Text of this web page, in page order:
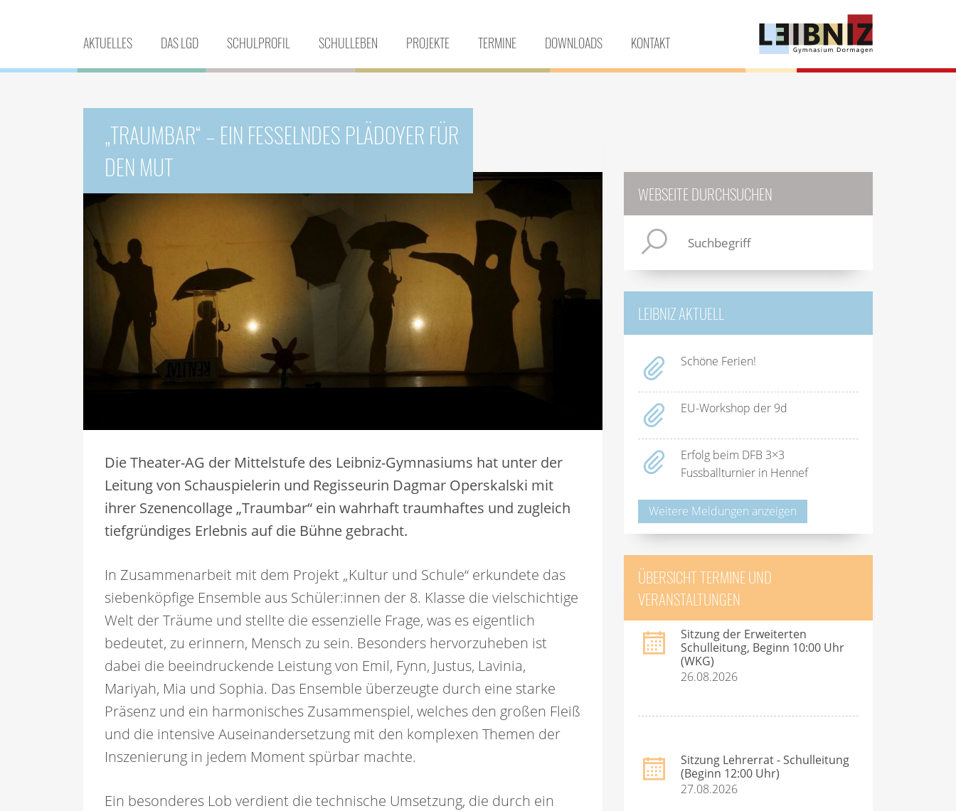
AKTUELLES DAS LGD SCHULPROFIL SCHULLEBEN PROJEKTE TERMINE DOWNLOADS KONTAKT
„TRAUMBAR“ – EIN FESSELNDES PLÄDOYER FÜR
DEN MUT
Die Theater-AG der Mittelstufe des Leibniz-Gymnasiums hat unter der
Leitung von Schauspielerin und Regisseurin Dagmar Operskalski mit
ihrer Szenencollage „Traumbar“ ein wahrhaft traumhaftes und zugleich
tiefgründiges Erlebnis auf die Bühne gebracht.
In Zusammenarbeit mit dem Projekt „Kultur und Schule“ erkundete das
siebenköpfige Ensemble aus Schüler:innen der 8. Klasse die vielschichtige
Welt der Träume und stellte die essenzielle Frage, was es eigentlich
bedeutet, zu erinnern, Mensch zu sein. Besonders hervorzuheben ist
dabei die beeindruckende Leistung von Emil, Fynn, Justus, Lavinia,
Mariyah, Mia und Sophia. Das Ensemble überzeugte durch eine starke
Präsenz und ein harmonisches Zusammenspiel, welches den großen Fleiß
und die intensive Auseinandersetzung mit den komplexen Themen der
Inszenierung in jedem Moment spürbar machte.
Ein besonderes Lob verdient die technische Umsetzung, die durch ein
WEBSEITE DURCHSUCHEN
LEIBNIZ AKTUELL
Schöne Ferien!
EU-Workshop der 9d
Erfolg beim DFB 3×3
Fussballturnier in Hennef
Weitere Meldungen anzeigen
ÜBERSICHT TERMINE UND
VERANSTALTUNGEN
Sitzung der Erweiterten
Schulleitung, Beginn 10:00 Uhr
(WKG)
26.08.2026
Sitzung Lehrerrat - Schulleitung
(Beginn 12:00 Uhr)
27.08.2026